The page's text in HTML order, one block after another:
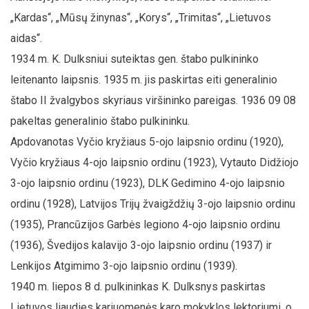
„Kardas“, „Mūsų žinynas“, „Korys“, „Trimitas“, „Lietuvos
aidas“.
1934 m. K. Dulksniui suteiktas gen. štabo pulkininko
leitenanto laipsnis. 1935 m. jis paskirtas eiti generalinio
štabo II žvalgybos skyriaus viršininko pareigas. 1936 09 08
pakeltas generalinio štabo pulkininku.
Apdovanotas Vyčio kryžiaus 5-ojo laipsnio ordinu (1920),
Vyčio kryžiaus 4-ojo laipsnio ordinu (1923), Vytauto Didžiojo
3-ojo laipsnio ordinu (1923), DLK Gedimino 4-ojo laipsnio
ordinu (1928), Latvijos Trijų žvaigždžių 3-ojo laipsnio ordinu
(1935), Prancūzijos Garbės legiono 4-ojo laipsnio ordinu
(1936), Švedijos kalavijo 3-ojo laipsnio ordinu (1937) ir
Lenkijos Atgimimo 3-ojo laipsnio ordinu (1939).
1940 m. liepos 8 d. pulkininkas K. Dulksnys paskirtas